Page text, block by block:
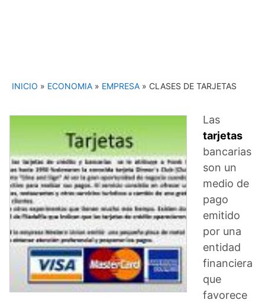
INICIO » ECONOMIA » EMPRESA » CLASES DE TARJETAS
Las
tarjetas
bancarias
son un
medio de
pago
emitido
por una
entidad
financiera
que
favorece